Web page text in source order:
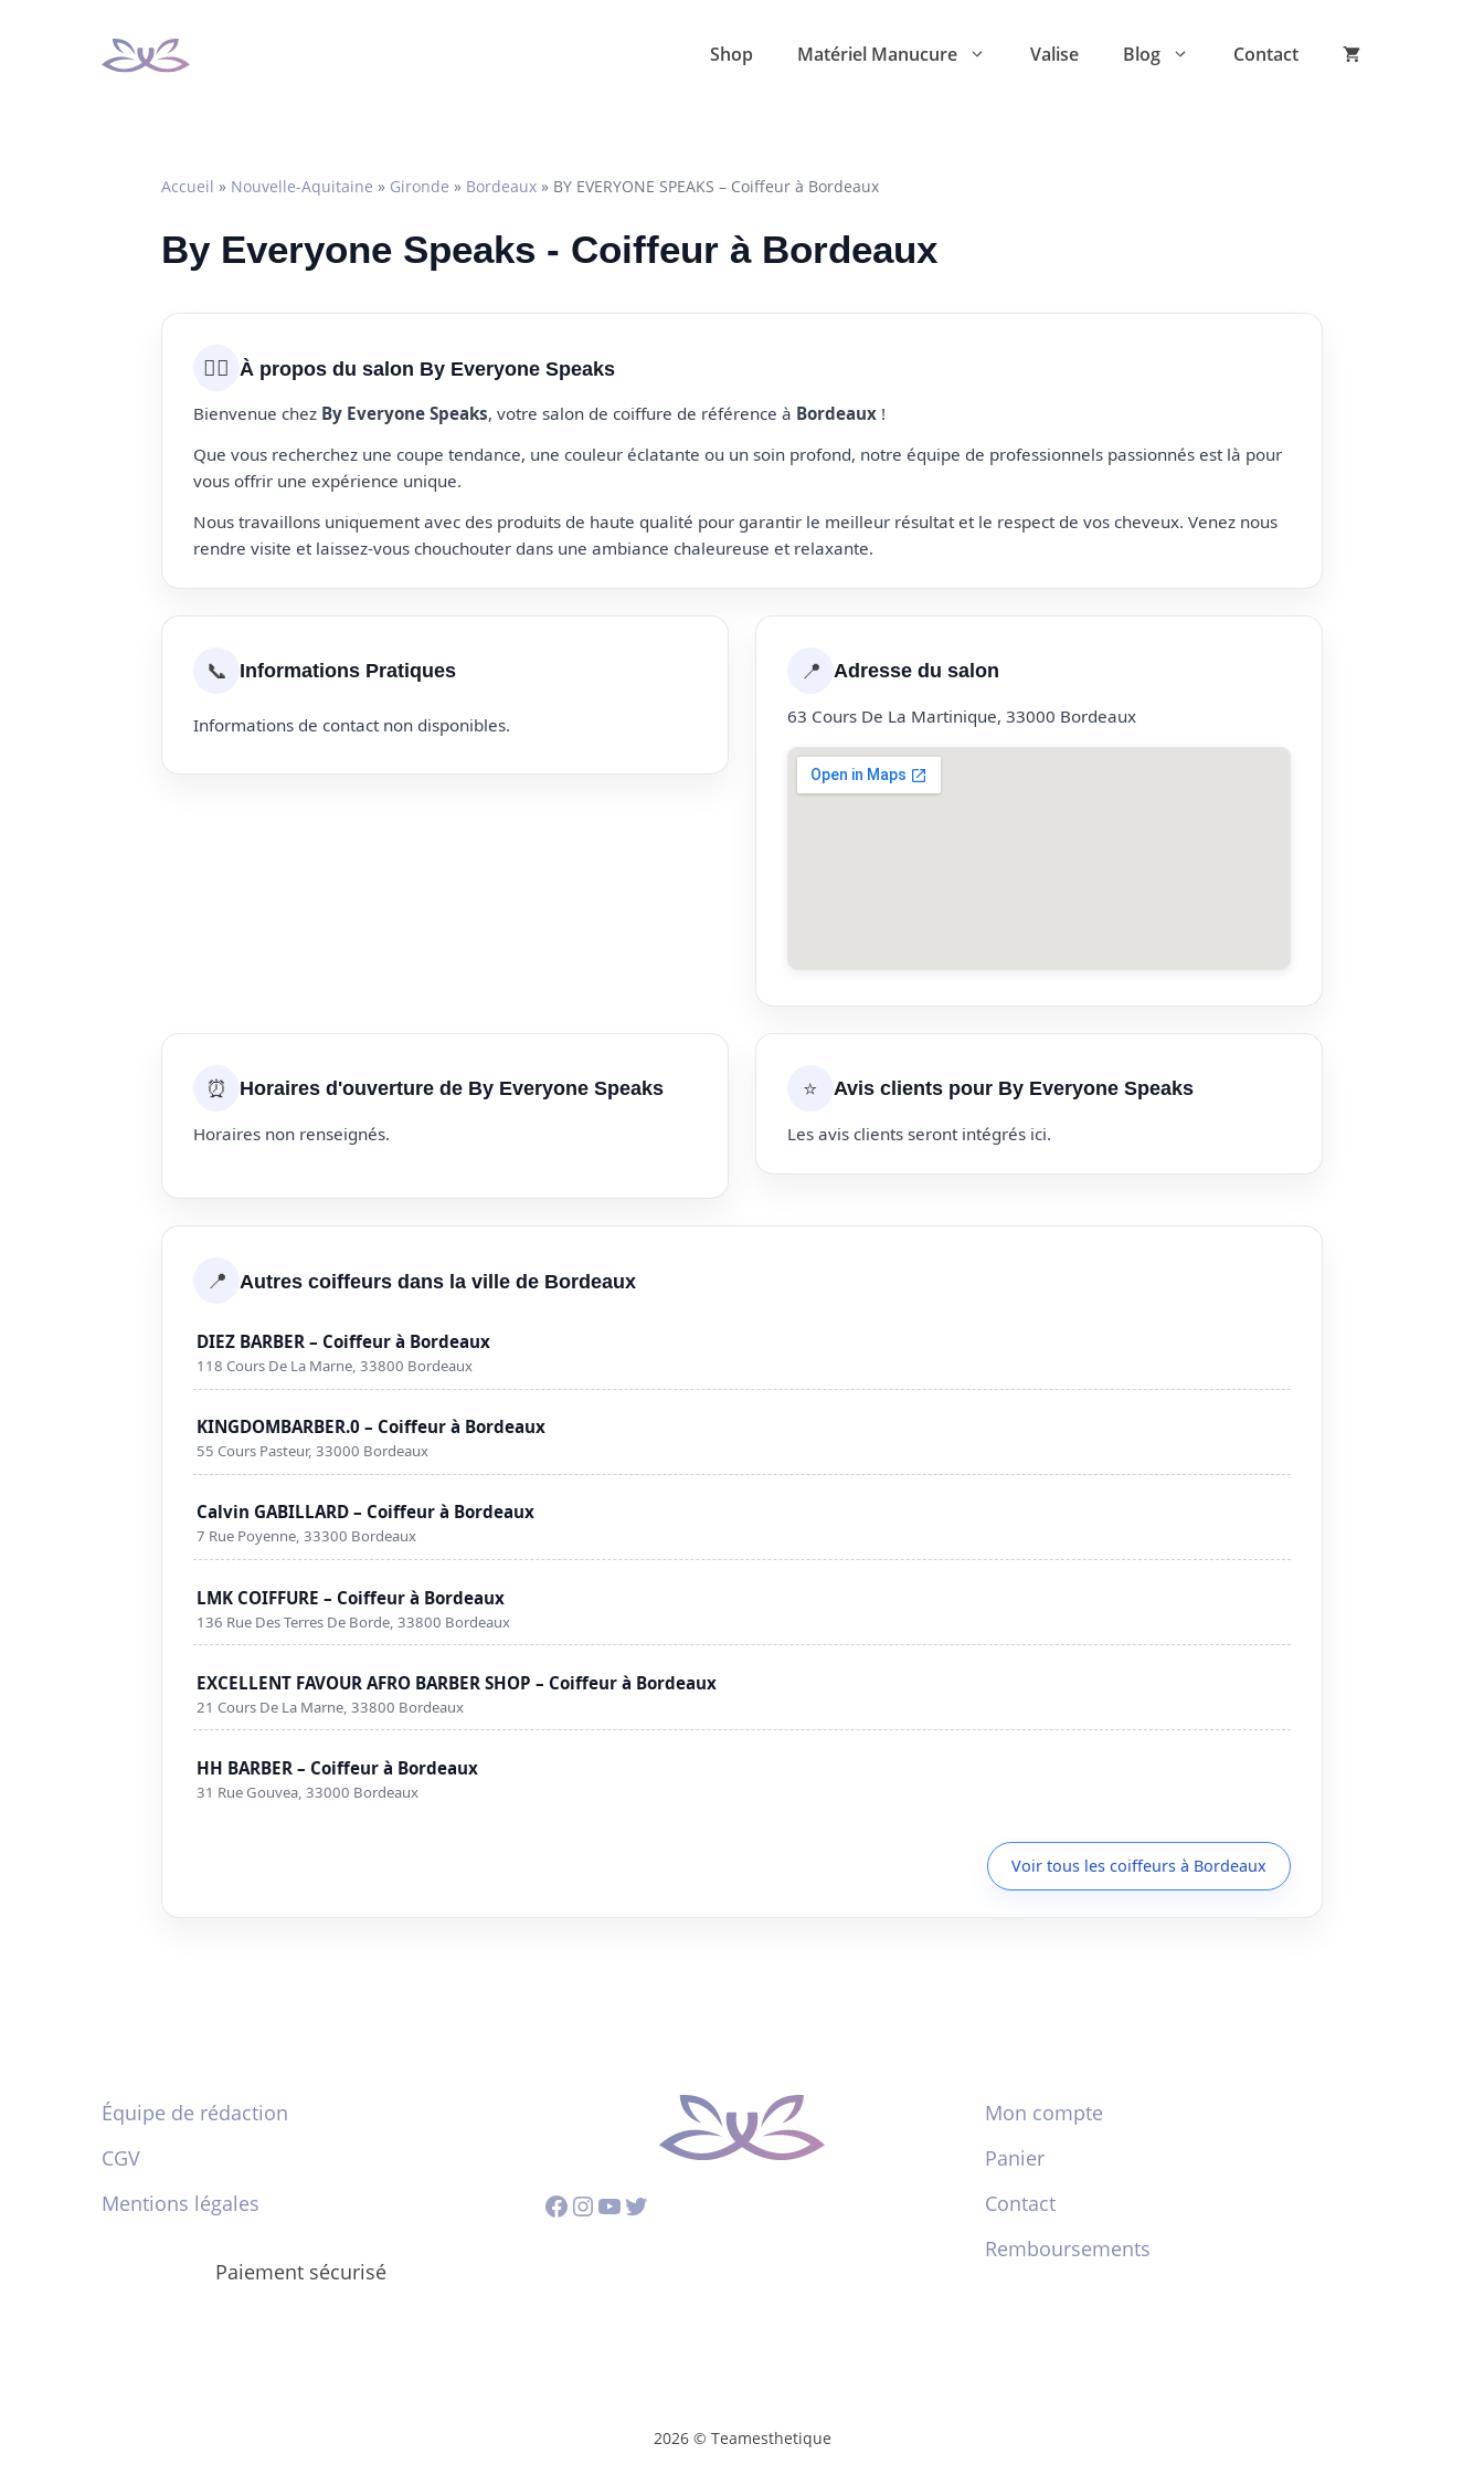
Shop Matériel Manucure Valise Blog Contact
Accueil » Nouvelle-Aquitaine » Gironde » Bordeaux » BY EVERYONE SPEAKS – Coiffeur à Bordeaux
By Everyone Speaks - Coiffeur à Bordeaux
💇‍♀️ À propos du salon By Everyone Speaks
Bienvenue chez By Everyone Speaks, votre salon de coiffure de référence à Bordeaux !
Que vous recherchez une coupe tendance, une couleur éclatante ou un soin profond, notre équipe de professionnels passionnés est là pour
vous offrir une expérience unique.
Nous travaillons uniquement avec des produits de haute qualité pour garantir le meilleur résultat et le respect de vos cheveux. Venez nous
rendre visite et laissez-vous chouchouter dans une ambiance chaleureuse et relaxante.
📞 Informations Pratiques
Informations de contact non disponibles.
📍 Adresse du salon
63 Cours De La Martinique, 33000 Bordeaux
⏰ Horaires d'ouverture de By Everyone Speaks
Horaires non renseignés.
⭐ Avis clients pour By Everyone Speaks
Les avis clients seront intégrés ici.
📍 Autres coiffeurs dans la ville de Bordeaux
DIEZ BARBER – Coiffeur à Bordeaux
118 Cours De La Marne, 33800 Bordeaux
KINGDOMBARBER.0 – Coiffeur à Bordeaux
55 Cours Pasteur, 33000 Bordeaux
Calvin GABILLARD – Coiffeur à Bordeaux
7 Rue Poyenne, 33300 Bordeaux
LMK COIFFURE – Coiffeur à Bordeaux
136 Rue Des Terres De Borde, 33800 Bordeaux
EXCELLENT FAVOUR AFRO BARBER SHOP – Coiffeur à Bordeaux
21 Cours De La Marne, 33800 Bordeaux
HH BARBER – Coiffeur à Bordeaux
31 Rue Gouvea, 33000 Bordeaux
Voir tous les coiffeurs à Bordeaux
Équipe de rédaction
CGV
Mentions légales
Paiement sécurisé
Facebook
Instagram
YouTube
Twitter
Mon compte
Panier
Contact
Remboursements
2026 © Teamesthetique